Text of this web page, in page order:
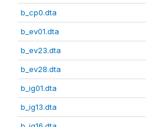
b_cp0.dta
b_ev01.dta
b_ev23.dta
b_ev28.dta
b_ig01.dta
b_ig13.dta